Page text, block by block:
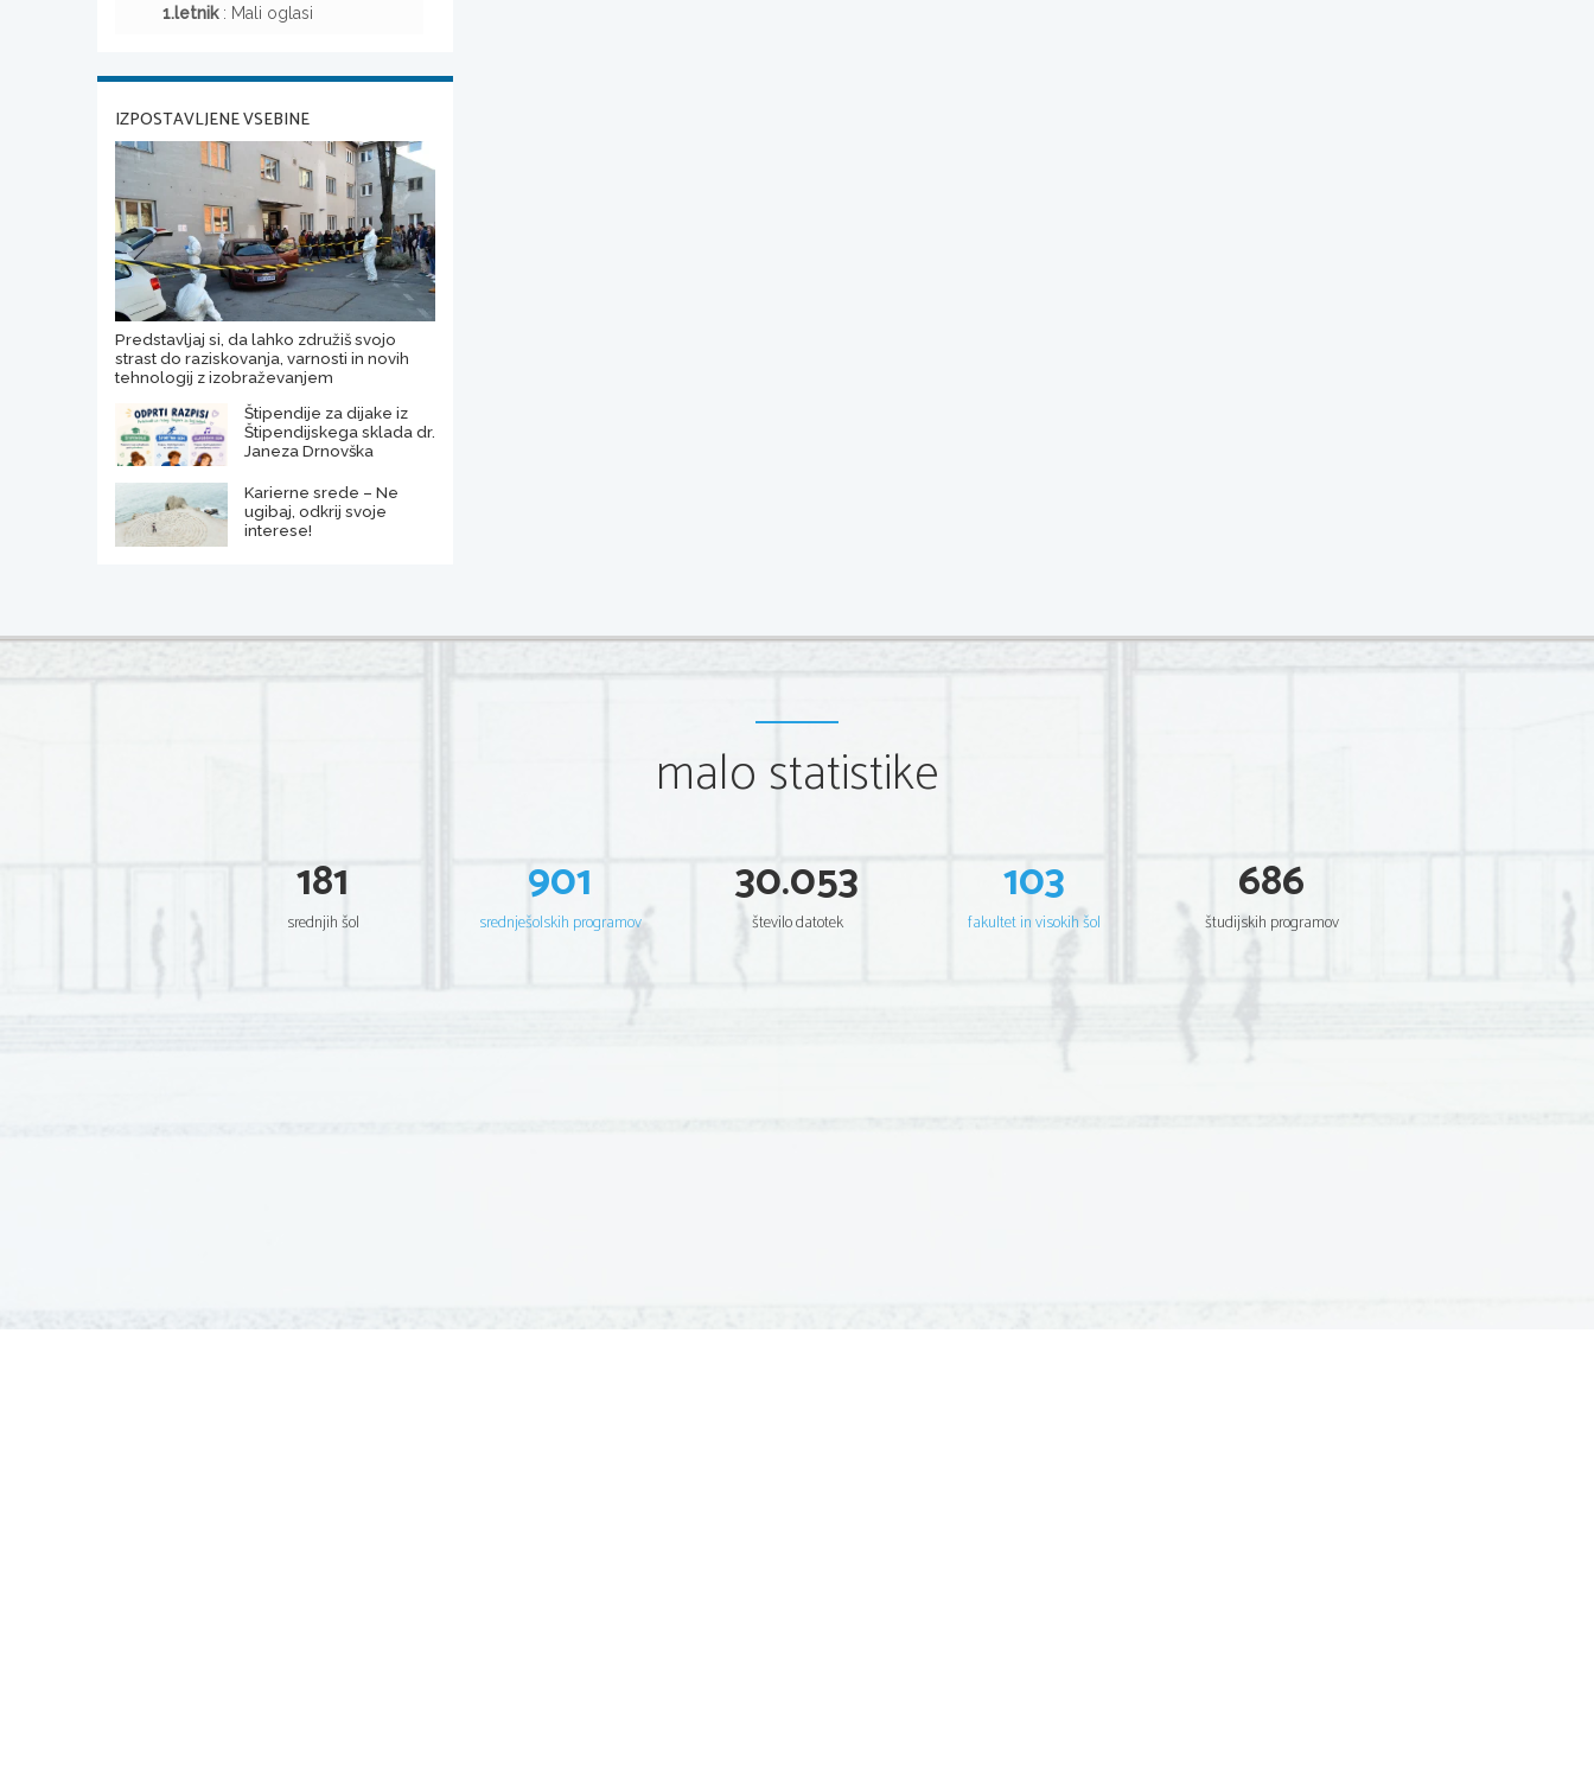
1.letnik : Mali oglasi
IZPOSTAVLJENE VSEBINE
Predstavljaj si, da lahko združiš svojo
strast do raziskovanja, varnosti in novih
tehnologij z izobraževanjem
Štipendije za dijake iz
Štipendijskega sklada dr.
Janeza Drnovška
Karierne srede – Ne
ugibaj, odkrij svoje
interese!
malo statistike
181
srednjih šol
901
srednješolskih programov
30.053
število datotek
103
fakultet in visokih šol
686
študijskih programov